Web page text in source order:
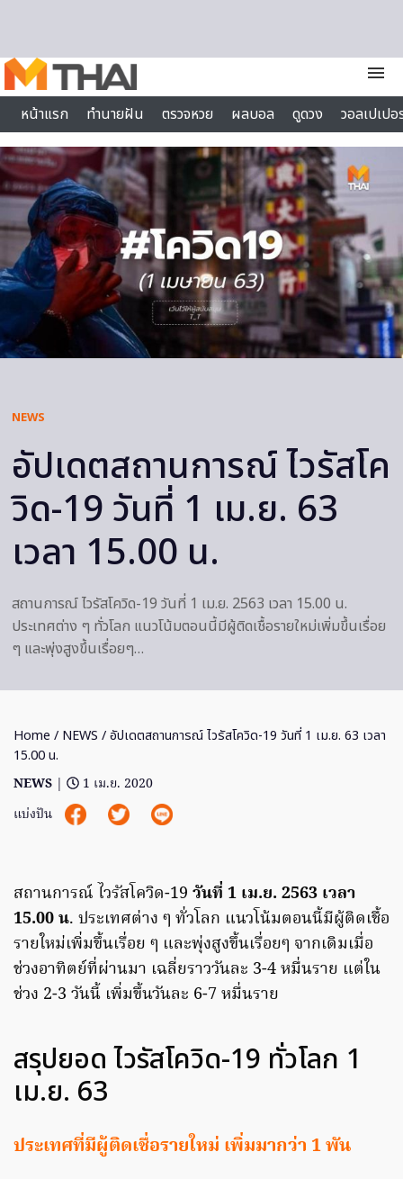
menu
หน้าแรก
ทำนายฝัน ตรวจหวย ผลบอล ดูดวง
วอลเปเป
ไลฟ์สไตล์
NEWS
อัปเดตสถานการณ์ ไวรัสโค
วิด-19 วันที่ 1 เม.ย. 63
เวลา 15.00 น.
สถานการณ์ ไวรัสโควิด-19 วันที่ 1 เม.ย. 2563 เวลา 15.00 น.
ประเทศต่าง ๆ ทั่วโลก แนวโน้มตอนนี้มีผู้ติดเชื้อรายใหม่เพิ่มขึ้นเรื่อย
ๆ และพุ่งสูงขึ้นเรื่อยๆ…
Home / NEWS / อัปเดตสถานการณ์ ไวรัสโควิด-19 วันที่ 1 เม.ย. 63 เวลา
15.00 น.
NEWS |
1 เม.ย. 2020
แบ่งปัน
สถานการณ์ ไวรัสโควิด-19 วันที่ 1 เม.ย. 2563 เวลา
15.00 น. ประเทศต่าง ๆ ทั่วโลก แนวโน้มตอนนี้มีผู้ติดเชื้อ
รายใหม่เพิ่มขึ้นเรื่อย ๆ และพุ่งสูงขึ้นเรื่อยๆ จากเดิมเมื่อ
ช่วงอาทิตย์ที่ผ่านมา เฉลี่ยราววันละ 3-4 หมื่นราย แต่ใน
ช่วง 2-3 วันนี้ เพิ่มขึ้นวันละ 6-7 หมื่นราย
สรุปยอด ไวรัสโควิด-19 ทั่วโลก 1
เม.ย. 63
ประเทศที่มีผู้ติดเชื่อรายใหม่ เพิ่มมากว่า 1 พัน